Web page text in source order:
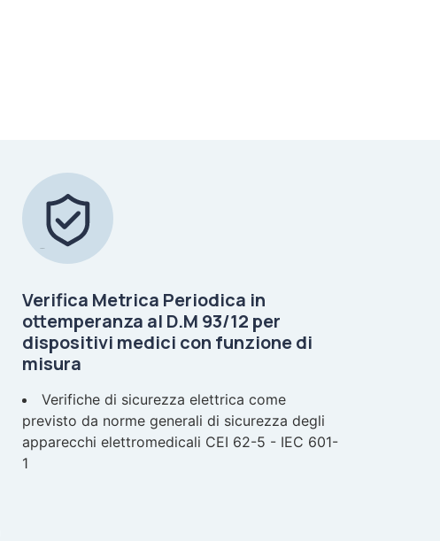
Verifica Metrica Periodica in
ottemperanza al D.M 93/12 per
dispositivi medici con funzione di
misura
Verifiche di sicurezza elettrica come
previsto da norme generali di sicurezza degli
apparecchi elettromedicali CEI 62-5 - IEC 601-
1